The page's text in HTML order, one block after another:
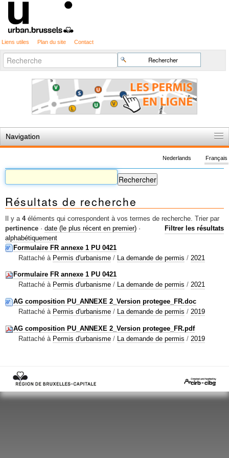
Liens utiles Plan du site Contact
Chercher par
Recherche
avancée…
Navigation
Règles du jeu
Permis d'urbanisme
Cartographie
Etudes et publications
Mots-clés
Renseignements urbanistiques
Français
Nederlands
Résultats de recherche
Il y a 4éléments qui correspondent à vos termes de recherche.
Filtrer les résultats
Trier par
pertinence · date (le plus récent en premier) ·
alphabétiquement
Formulaire FR annexe 1 PU 0421
Rattaché à Permis d'urbanisme / La demande de permis / 2021
Formulaire FR annexe 1 PU 0421
Rattaché à Permis d'urbanisme / La demande de permis / 2021
AG composition PU_ANNEXE 2_Version protegee_FR.doc
Rattaché à Permis d'urbanisme / La demande de permis / 2019
AG composition PU_ANNEXE 2_Version protegee_FR.pdf
Rattaché à Permis d'urbanisme / La demande de permis / 2019